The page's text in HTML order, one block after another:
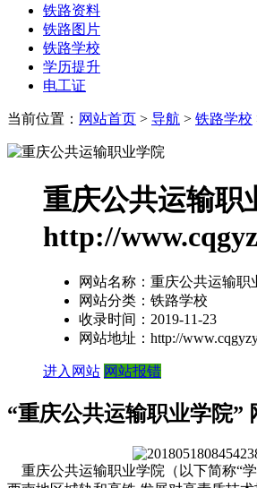
铁路资料
铁路图片
铁路学校
学历提升
电工证
当前位置： 网站首页 > 导航 > 铁路学校
重庆公共运输职
http://
网站名称： 重庆公共运输职
网站分类： 铁路学校
收录时间： 2019-11-23
网站地址： http://
进入网站 网站报错
“重庆公共运输职业学院”
重庆公共运输职业学院（以下简称“